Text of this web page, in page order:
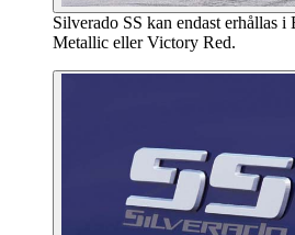
Silverado SS kan endast erhållas
Metallic eller Victory Red.